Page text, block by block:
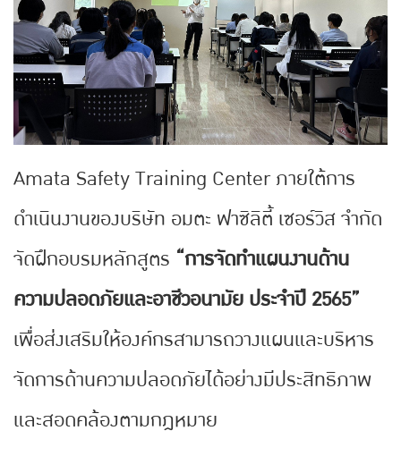
Amata Safety Training Center ภายใต้การ
ดำเนินงานของบริษัท อมตะ ฟาซิลิตี้ เซอร์วิส จำกัด
จัดฝึกอบรมหลักสูตร “การจัดทำแผนงานด้าน
ความปลอดภัยและอาชีวอนามัย ประจำปี 2565”
เพื่อส่งเสริมให้องค์กรสามารถวางแผนและบริหาร
จัดการด้านความปลอดภัยได้อย่างมีประสิทธิภาพ
และสอดคล้องตามกฎหมาย